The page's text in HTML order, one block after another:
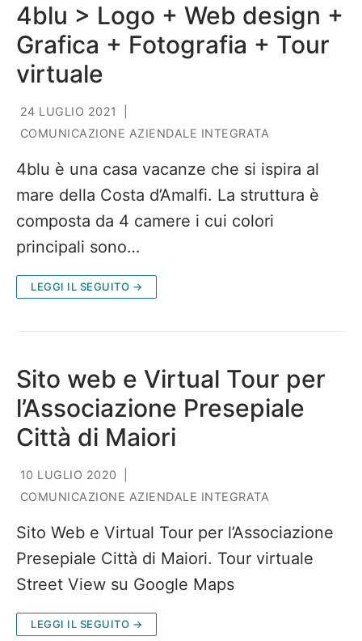
4blu > Logo + Web design +
Grafica + Fotografia + Tour
virtuale
24 LUGLIO 2021
COMUNICAZIONE AZIENDALE INTEGRATA
4blu è una casa vacanze che si ispira al
mare della Costa d’Amalfi. La struttura è
composta da 4 camere i cui colori
principali sono…
LEGGI IL SEGUITO →
Sito web e Virtual Tour per
l’Associazione Presepiale
Città di Maiori
10 LUGLIO 2020
COMUNICAZIONE AZIENDALE INTEGRATA
Sito Web e Virtual Tour per l’Associazione
Presepiale Città di Maiori. Tour virtuale
Street View su Google Maps
LEGGI IL SEGUITO →